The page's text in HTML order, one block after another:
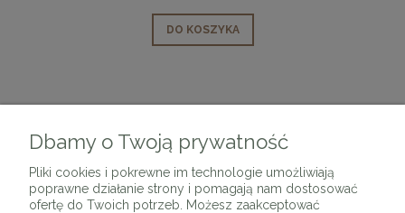
DO KOSZYKA
Dbamy o Twoją prywatność
Pliki cookies i pokrewne im technologie umożliwiają
poprawne działanie strony i pomagają nam dostosować
ofertę do Twoich potrzeb. Możesz zaakceptować